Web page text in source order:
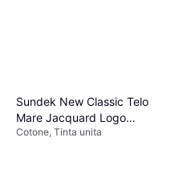
Sundek New Classic Telo
Mare Jacquard Logo
AM312ATC105024813
Cotone, Tinta unita